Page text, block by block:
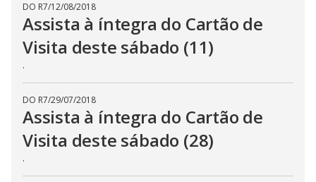
DO R7/12/08/2018
Assista à íntegra do Cartão de
Visita deste sábado (11)
.
DO R7/29/07/2018
Assista à íntegra do Cartão de
Visita deste sábado (28)
.